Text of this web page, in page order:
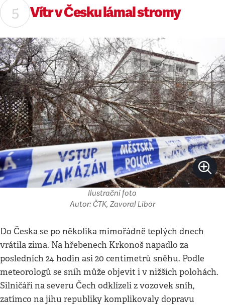
Vítr v Česku lámal stromy
Ilustrační foto
Autor: ČTK, Zavoral Libor
Do Česka se po několika mimořádně teplých dnech
vrátila zima. Na hřebenech Krkonoš napadlo za
posledních 24 hodin asi 20 centimetrů sněhu. Podle
meteorologů se sníh může objevit i v nižších polohách.
Silničáři na severu Čech odklízeli z vozovek sníh,
zatímco na jihu republiky komplikovaly dopravu